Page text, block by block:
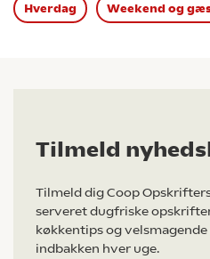
Hverdag Weekend og
Tilmeld
Tilmeld dig Coop
serveret dugfriske
køkkentips og
indbakken hver uge.